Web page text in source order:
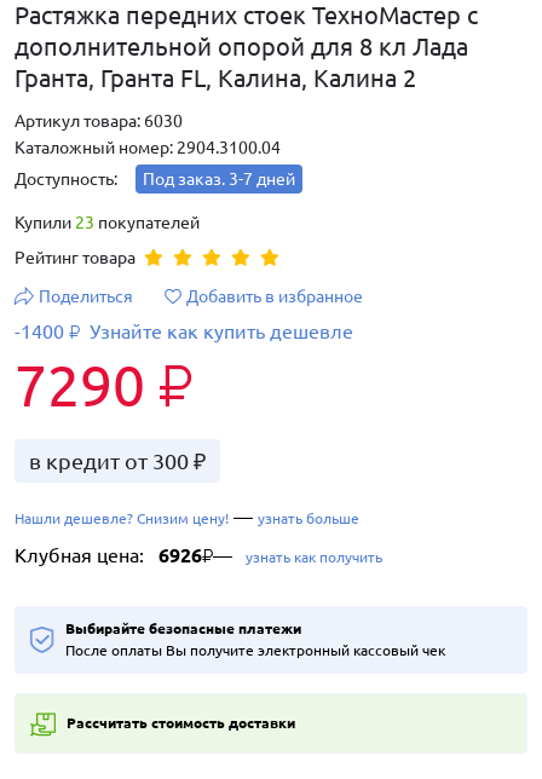
Растяжка передних стоек ТехноМастер с
дополнительной опорой для 8 кл Лада
Гранта, Гранта FL, Калина, Калина 2
Артикул товара: 6030
Каталожный номер: 2904.3100.04
Доступность:
Под заказ. 3-7 дней
Купили 23 покупателей
Рейтинг товара
Поделиться
Добавить в избранное
-1400 ₽ Узнайте как купить дешевле
7290 ₽
в кредит от 300 ₽
Нашли дешевле? Снизим цену! — узнать больше
Клубная цена: 6926₽— узнать как получить
Выбирайте безопасные платежи
После оплаты Вы получите электронный кассовый чек
Рассчитать стоимость доставки